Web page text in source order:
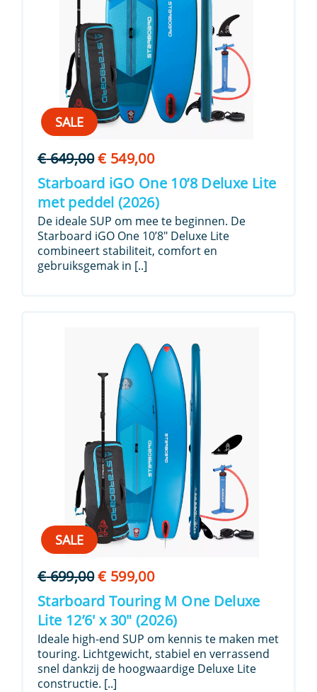
SALE
€649,00Oorspronkelijke
prijs
was:
€ 649,00.
€549,00Huidige
prijs
is:
€ 549,00.
Starboard iGO One 10’8 Deluxe Lite
met peddel (2026)
De ideale SUP om mee te beginnen. De
Starboard iGO One 10’8″ Deluxe Lite
combineert stabiliteit, comfort en
gebruiksgemak in [..]
SALE
€699,00Oorspronkelijke
prijs
was:
€ 699,00.
€599,00Huidige
prijs
is:
€ 599,00.
Starboard Touring M One Deluxe
Lite 12’6′ x 30″ (2026)
Ideale high-end SUP om kennis te maken met
touring. Lichtgewicht, stabiel en verrassend
snel dankzij de hoogwaardige Deluxe Lite
constructie. [..]